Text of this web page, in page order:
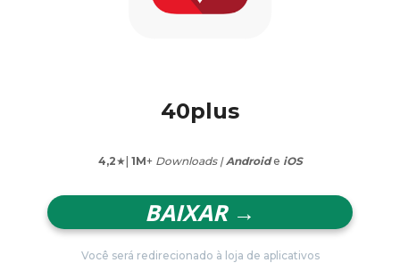
40plus
4,2★| 1M+ Downloads |Androide iOS
BAIXAR →
Você será redirecionado à loja de aplicativos